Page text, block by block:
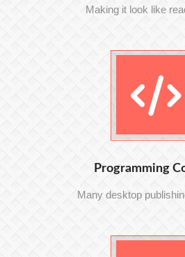
Making it look like
Programming
Many desktop